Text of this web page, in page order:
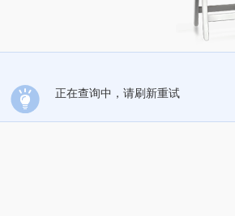
正在查询中，请刷新重试